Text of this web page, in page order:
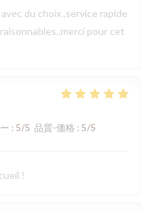
du choix ,service rapide
pour cet
: 5/5 品質-価格 : 5/5
!